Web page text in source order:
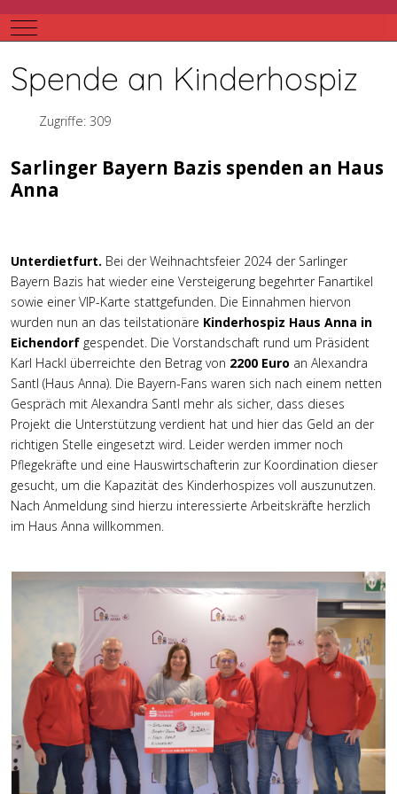
Mobile Menu Toggle
Spende an Kinderhospiz
Zugriffe: 309
Sarlinger Bayern Bazis spenden an Haus
Anna
Unterdietfurt. Bei der Weihnachtsfeier 2024 der Sarlinger
Bayern Bazis hat wieder eine Versteigerung begehrter Fanartikel
sowie einer VIP-Karte stattgefunden. Die Einnahmen hiervon
wurden nun an das teilstationäre Kinderhospiz Haus Anna in
Eichendorf gespendet. Die Vorstandschaft rund um Präsident
Karl Hackl überreichte den Betrag von 2200 Euro an Alexandra
Santl (Haus Anna). Die Bayern-Fans waren sich nach einem netten
Gespräch mit Alexandra Santl mehr als sicher, dass dieses
Projekt die Unterstützung verdient hat und hier das Geld an der
richtigen Stelle eingesetzt wird. Leider werden immer noch
Pflegekräfte und eine Hauswirtschafterin zur Koordination dieser
gesucht, um die Kapazität des Kinderhospizes voll auszunutzen.
Nach Anmeldung sind hierzu interessierte Arbeitskräfte herzlich
im Haus Anna willkommen.